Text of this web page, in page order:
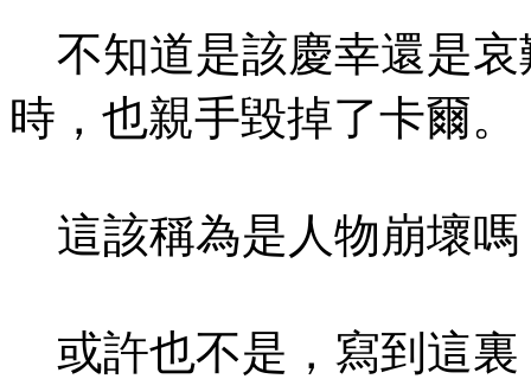
不知道是該慶幸還是哀
時，也親手毀掉了卡爾。
這該稱為是人物崩壞嗎
或許也不是，寫到這裏